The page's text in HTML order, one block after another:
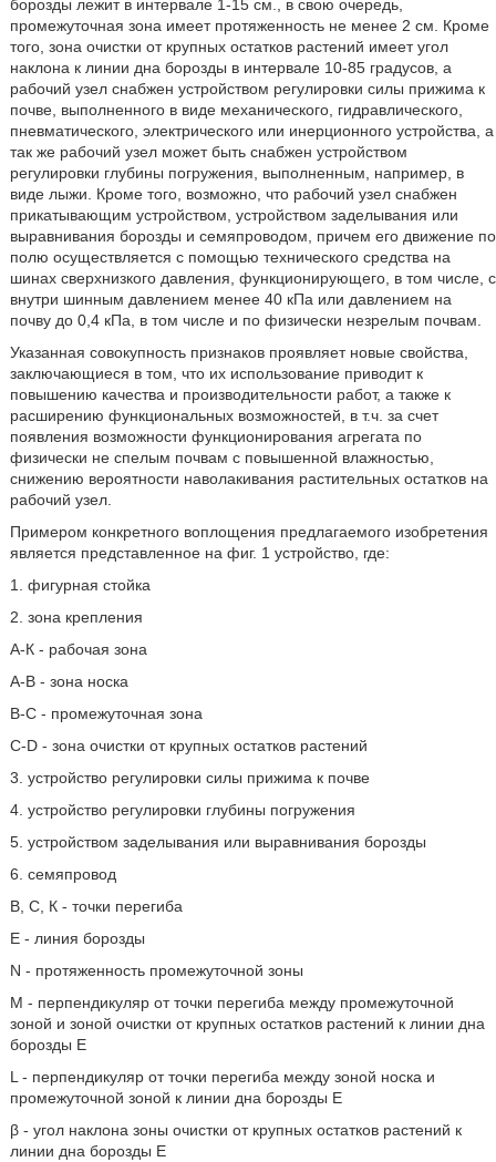
борозды лежит в интервале 1-15 см., в свою очередь,
промежуточная зона имеет протяженность не менее 2 см. Кроме
того, зона очистки от крупных остатков растений имеет угол
наклона к линии дна борозды в интервале 10-85 градусов, а
рабочий узел снабжен устройством регулировки силы прижима к
почве, выполненного в виде механического, гидравлического,
пневматического, электрического или инерционного устройства, а
так же рабочий узел может быть снабжен устройством
регулировки глубины погружения, выполненным, например, в
виде лыжи. Кроме того, возможно, что рабочий узел снабжен
прикатывающим устройством, устройством заделывания или
выравнивания борозды и семяпроводом, причем его движение по
полю осуществляется с помощью технического средства на
шинах сверхнизкого давления, функционирующего, в том числе, с
внутри шинным давлением менее 40 кПа или давлением на
почву до 0,4 кПа, в том числе и по физически незрелым почвам.
Указанная совокупность признаков проявляет новые свойства,
заключающиеся в том, что их использование приводит к
повышению качества и производительности работ, а также к
расширению функциональных возможностей, в т.ч. за счет
появления возможности функционирования агрегата по
физически не спелым почвам с повышенной влажностью,
снижению вероятности наволакивания растительных остатков на
рабочий узел.
Примером конкретного воплощения предлагаемого изобретения
является представленное на фиг. 1 устройство, где:
1. фигурная стойка
2. зона крепления
А-К - рабочая зона
А-В - зона носка
В-С - промежуточная зона
C-D - зона очистки от крупных остатков растений
3. устройство регулировки силы прижима к почве
4. устройство регулировки глубины погружения
5. устройством заделывания или выравнивания борозды
6. семяпровод
В, С, К - точки перегиба
Е - линия борозды
N - протяженность промежуточной зоны
М - перпендикуляр от точки перегиба между промежуточной
зоной и зоной очистки от крупных остатков растений к линии дна
борозды Е
L - перпендикуляр от точки перегиба между зоной носка и
промежуточной зоной к линии дна борозды Е
β - угол наклона зоны очистки от крупных остатков растений к
линии дна борозды Е